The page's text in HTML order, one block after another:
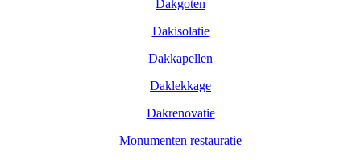
Dakgoten
Dakisolatie
Dakkapellen
Daklekkage
Dakrenovatie
Monumenten restauratie